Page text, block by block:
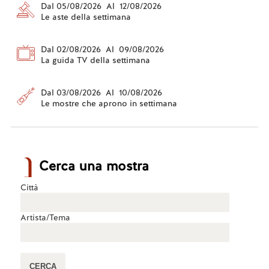
Dal 05/08/2026 Al 12/08/2026
Le aste della settimana
Dal 02/08/2026 Al 09/08/2026
La guida TV della settimana
Dal 03/08/2026 Al 10/08/2026
Le mostre che aprono in settimana
Cerca una mostra
Città
Artista/Tema